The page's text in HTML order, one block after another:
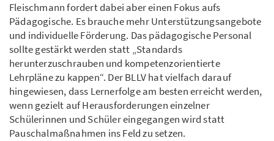
Fleischmann fordert dabei aber einen Fokus aufs
Pädagogische. Es brauche mehr Unterstützungsangebote
und individuelle Förderung. Das pädagogische Personal
sollte gestärkt werden statt „Standards
herunterzuschrauben und kompetenzorientierte
Lehrpläne zu kappen“. Der BLLV hat vielfach darauf
hingewiesen, dass Lernerfolge am besten erreicht werden,
wenn gezielt auf Herausforderungen einzelner
Schülerinnen und Schüler eingegangen wird statt
Pauschalmaßnahmen ins Feld zu setzen.